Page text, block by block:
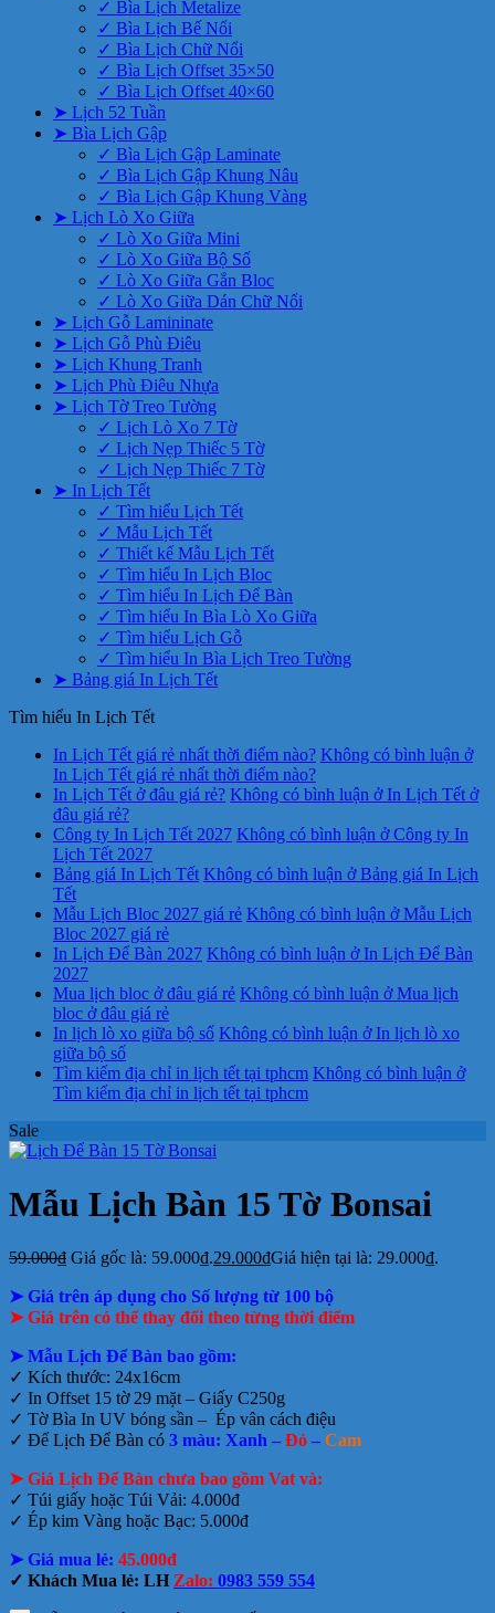
✓ Bìa Lịch Metalize
✓ Bìa Lịch Bế Nổi
✓ Bìa Lịch Chữ Nổi
✓ Bìa Lịch Offset 35×50
✓ Bìa Lịch Offset 40×60
➤ Lịch 52 Tuần
➤ Bìa Lịch Gập
✓ Bìa Lịch Gập Laminate
✓ Bìa Lịch Gập Khung Nâu
✓ Bìa Lịch Gập Khung Vàng
➤ Lịch Lò Xo Giữa
✓ Lò Xo Giữa Mini
✓ Lò Xo Giữa Bộ Số
✓ Lò Xo Giữa Gắn Bloc
✓ Lò Xo Giữa Dán Chữ Nổi
➤ Lịch Gỗ Lamininate
➤ Lịch Gỗ Phù Điêu
➤ Lịch Khung Tranh
➤ Lịch Phù Điêu Nhựa
➤ Lịch Tờ Treo Tường
✓ Lịch Lò Xo 7 Tờ
✓ Lịch Nẹp Thiếc 5 Tờ
✓ Lịch Nẹp Thiếc 7 Tờ
➤ In Lịch Tết
✓ Tìm hiểu Lịch Tết
✓ Mẫu Lịch Tết
✓ Thiết kế Mẫu Lịch Tết
✓ Tìm hiểu In Lịch Bloc
✓ Tìm hiểu In Lịch Để Bàn
✓ Tìm hiểu In Bìa Lò Xo Giữa
✓ Tìm hiểu Lịch Gỗ
✓ Tìm hiểu In Bìa Lịch Treo Tường
➤ Bảng giá In Lịch Tết
Tìm hiểu In Lịch Tết
In Lịch Tết giá rẻ nhất thời điểm nào? Không có bình luận ở
In Lịch Tết giá rẻ nhất thời điểm nào?
In Lịch Tết ở đâu giá rẻ? Không có bình luận ở In Lịch Tết ở
đâu giá rẻ?
Công ty In Lịch Tết 2027 Không có bình luận ở Công ty In
Lịch Tết 2027
Bảng giá In Lịch Tết Không có bình luận ở Bảng giá In Lịch
Tết
Mẫu Lịch Bloc 2027 giá rẻ Không có bình luận ở Mẫu Lịch
Bloc 2027 giá rẻ
In Lịch Để Bàn 2027 Không có bình luận ở In Lịch Để Bàn
2027
Mua lịch bloc ở đâu giá rẻ Không có bình luận ở Mua lịch
bloc ở đâu giá rẻ
In lịch lò xo giữa bộ số Không có bình luận ở In lịch lò xo
giữa bộ số
Tìm kiếm địa chỉ in lịch tết tại tphcm Không có bình luận ở
Tìm kiếm địa chỉ in lịch tết tại tphcm
Sale
Mẫu Lịch Bàn 15 Tờ Bonsai
59.000₫ Giá gốc là: 59.000₫.29.000₫Giá hiện tại là: 29.000₫.
➤ Giá trên áp dụng cho Số lượng từ 100 bộ
➤Giá trên có thể thay đổi theo từng thời điểm
➤ Mẫu Lịch Để Bàn bao gồm:
✓ Kích thước: 24x16cm
✓ In Offset 15 tờ 29 mặt – Giấy C250g
✓ Tờ Bìa In UV bóng sần – Ép vân cách điệu
✓ Đế Lịch Để Bàn có 3 màu: Xanh – Đỏ – Cam
➤ Giá Lịch Để Bàn chưa bao gồm Vat và:
✓ Túi giấy hoặc Túi Vải: 4.000đ
✓ Ép kim Vàng hoặc Bạc: 5.000đ
➤ Giá mua lẻ: 45.000đ
✓ Khách Mua lẻ: LH Zalo: 0983 559 554